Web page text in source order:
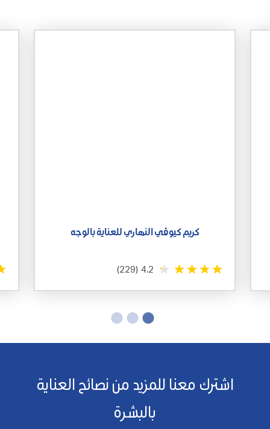
كريم كيوڤي النهاري للعناية بالوجه
4.2
(229)
اشترك معنا للمزيد من نصائح العناية
بالبشرة